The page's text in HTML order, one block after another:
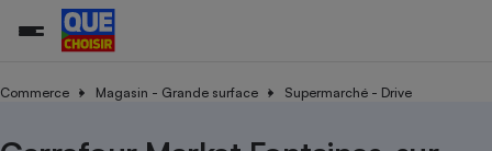
Commerce Magasin - Grande surface Supermarché - Drive